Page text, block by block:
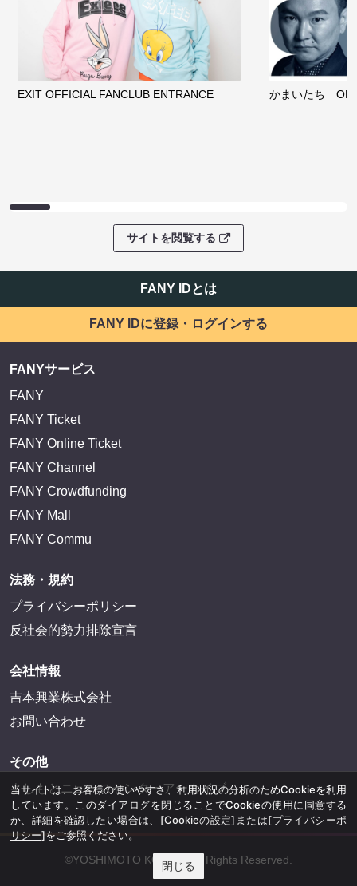
EXIT OFFICIAL FANCLUB ENTRANCE かまいたち
サイトを閲覧する
FANY IDとは
FANY IDに登録・ログインする
FANYサービス
FANY
FANY Ticket
FANY Online Ticket
FANY Channel
FANY Crowdfunding
FANY Mall
FANY Commu
法務・規約
プライバシーポリシー
反社会的勢力排除宣言
会社情報
吉本興業株式会社
お問い合わせ
その他
よしもとニュースセンターアーカイブ
©YOSHIMOTO KOGYO, All Rights Reserved.
当サイトは、お客様の使いやすさ、利用状況の分析のためCookieを利用
しています。このダイアログを閉じることでCookieの使用に同意する
か、詳細を確認したい場合は、 [Cookieの設定] または[プライバシーポ
リシー]をご参照ください。
閉じる